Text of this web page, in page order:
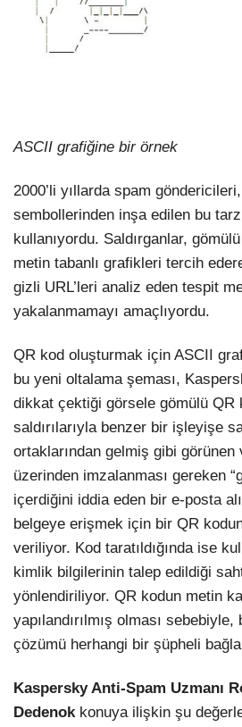
ASCII grafiğine bir örnek
2000’li yıllarda spam
sembollerinden inşa edilen bu
kullanıyordu. Saldırganlar,
metin tabanlı grafikleri tercih
gizli URL’leri analiz eden tespit
yakalanmamayı amaçlıyordu.
QR kod oluşturmak için ASCII
bu yeni oltalama şeması,
dikkat çektiği görsele gömülü QR
saldırılarıyla benzer bir işleyişe
ortaklarından gelmiş gibi görünen
üzerinden imzalanması gereken
içerdiğini iddia eden bir e-posta
belgeye erişmek için bir QR
veriliyor. Kod taratıldığında ise
kimlik bilgilerinin talep edildiği
yönlendiriliyor. QR kodun metin
yapılandırılmış olması
çözümü herhangi bir şüpheli
Kaspersky Anti-Spam Uzmanı
Dedenok konuya ilişkin şu